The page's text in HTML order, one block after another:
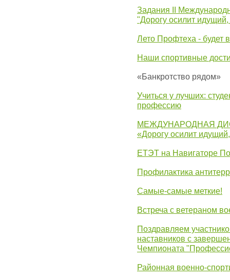
Задания II
"Дорогу осилит
Лето Профтеха - будет
Наши спортивные
«Банкротство рядом»
Учиться у лучших:
профессию
МЕЖДУНАРОДНАЯ
«Дорогу осилит
ЕТЭТ на Навигаторе
Профилактика
Самые-самые меткие!
Встреча с ветераном
Поздравляем
наставников с
Чемпионата
Районная военно-